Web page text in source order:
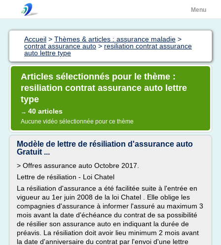
Menu
Accueil > Thèmes & articles : assurance maladie >
contrat assurance auto > resiliation contrat assurance
auto lettre type
Articles sélectionnés pour le thème :
resiliation contrat assurance auto lettre
type
→ 40 articles
Aucune vidéo sélectionnée pour ce thème
Modèle de lettre de résiliation d'assurance auto
Gratuit ...
> Offres assurance auto Octobre 2017.
Lettre de résiliation - Loi Chatel
La résiliation d'assurance a été facilitée suite à l'entrée en
vigueur au 1er juin 2008 de la loi Chatel . Elle oblige les
compagnies d'assurance à informer l'assuré au maximum 3
mois avant la date d'échéance du contrat de sa possibilité
de résilier son assurance auto en indiquant la durée de
préavis. La résiliation doit avoir lieu minimum 2 mois avant
la date d'anniversaire du contrat par l'envoi d'une lettre